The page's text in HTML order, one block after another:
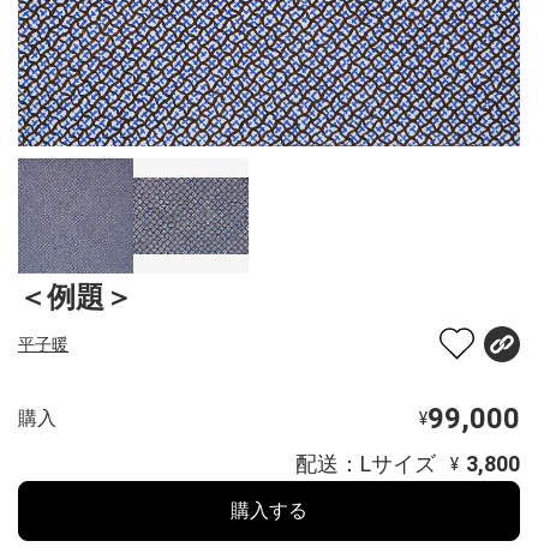
＜例題＞
平子暖
購入 ¥99,000
配送：Lサイズ ¥ 3,800
購入する